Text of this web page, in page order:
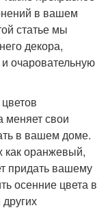
в вашем
статье мы
декора,
очаровательную
меняет свои
в вашем доме.
как оранжевый,
придать вашему
осенние цвета в